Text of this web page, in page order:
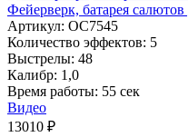
Фейерверк, батарея
Артикул: ОС7545
Количество эффектов: 5
Выстрелы: 48
Калибр: 1,0
Время работы: 55 сек
Видео
13010 ₽